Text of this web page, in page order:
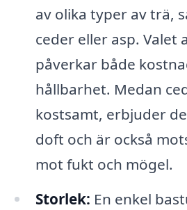
av olika typer av trä,
ceder eller asp. Valet
påverkar både
hållbarhet. Medan
kostsamt, erbjuder
doft och är också
mot fukt och mögel.
Storlek: En enkel